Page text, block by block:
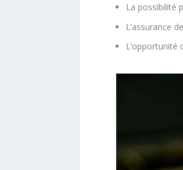
La possibilité
L’assurance
L’opportunité